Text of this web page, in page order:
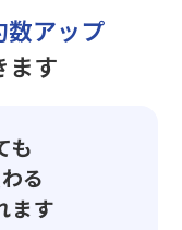
数アップ
ます
も
る
ます